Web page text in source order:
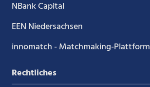
NBank Capital
EEN Niedersachsen
innomatch - Matchmaking-Plattform
Rechtliches